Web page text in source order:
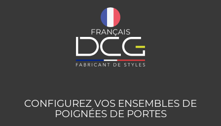
CONFIGUREZ VOS ENSEMBLES DE
POIGNÉES DE PORTES
FRANÇAIS